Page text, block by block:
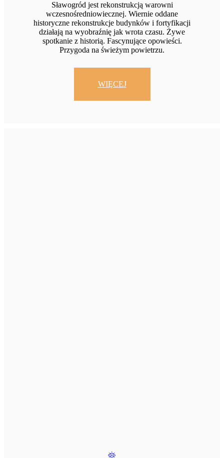
Sławogród jest rekonstrukcją warowni
wczesnośredniowiecznej. Wiernie oddane
historyczne rekonstrukcje budynków i fortyfikacji
działają na wyobraźnię jak wrota czasu. Żywe
spotkanie z historią. Fascynujące opowieści.
Przygoda na świeżym powietrzu.
WIĘCEJ